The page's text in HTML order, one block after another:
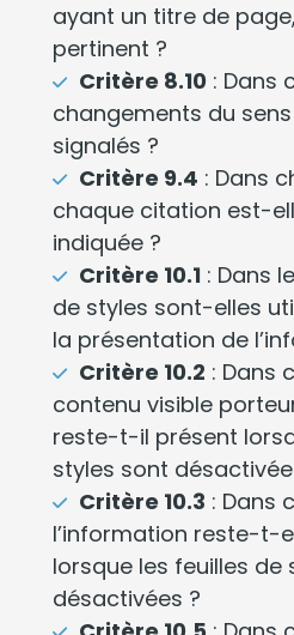
ayant un titre de
pertinent ?
Critère 8.10 : Dans
changements du
signalés ?
Critère 9.4 : Dans
chaque citation est-
indiquée ?
Critère 10.1 : Dans
de styles sont-elles
la présentation de
Critère 10.2 : Dans
contenu visible
reste-t-il présent
styles sont
Critère 10.3 : Dans
l’information reste-t-
lorsque les feuilles de
désactivées ?